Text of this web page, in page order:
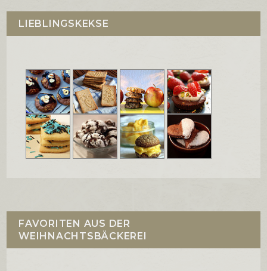
LIEBLINGSKEKSE
FAVORITEN AUS DER
WEIHNACHTSBÄCKEREI